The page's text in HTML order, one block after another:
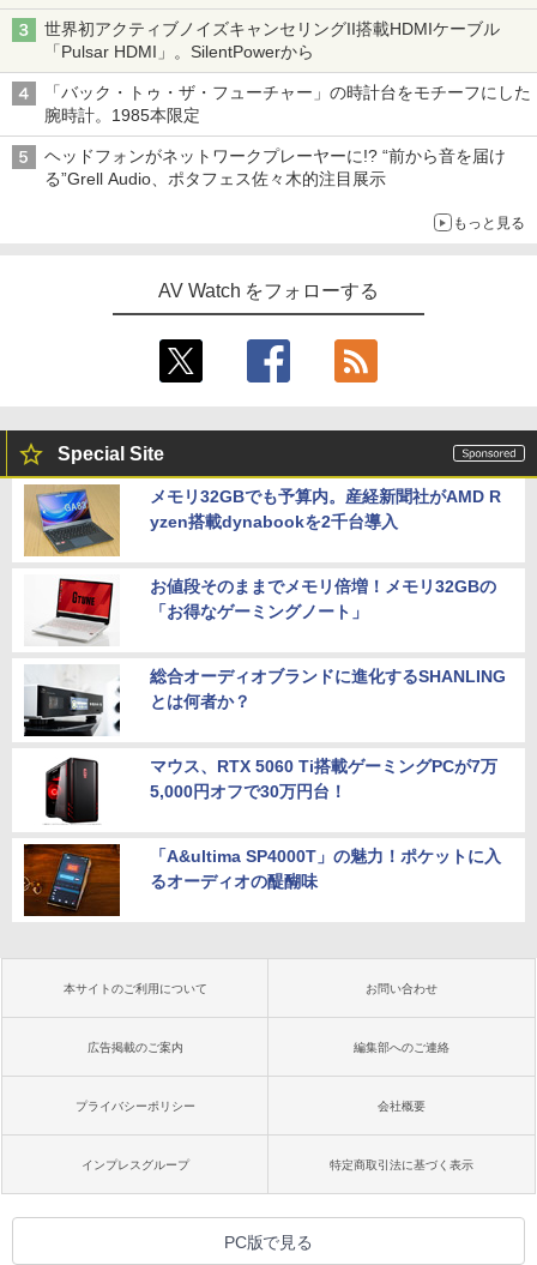
世界初アクティブノイズキャンセリングII搭載HDMIケーブル
「Pulsar HDMI」。SilentPowerから
「バック・トゥ・ザ・フューチャー」の時計台をモチーフにした
腕時計。1985本限定
ヘッドフォンがネットワークプレーヤーに!? “前から音を届け
る”Grell Audio、ポタフェス佐々木的注目展示
もっと見る
AV Watch をフォローする
Special Site
メモリ32GBでも予算内。産経新聞社がAMD R
yzen搭載dynabookを2千台導入
お値段そのままでメモリ倍増！メモリ32GBの
「お得なゲーミングノート」
総合オーディオブランドに進化するSHANLING
とは何者か？
マウス、RTX 5060 Ti搭載ゲーミングPCが7万
5,000円オフで30万円台！
「A&ultima SP4000T」の魅力！ポケットに入
るオーディオの醍醐味
本サイトのご利用について お問い合わせ
広告掲載のご案内 編集部へのご連絡
プライバシーポリシー 会社概要
インプレスグループ 特定商取引法に基づく表示
PC版で見る